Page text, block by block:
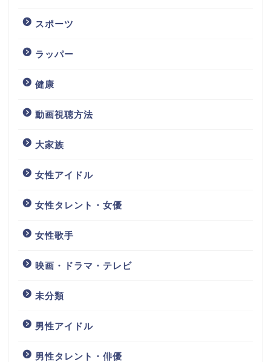
スポーツ
ラッパー
健康
動画視聴方法
大家族
女性アイドル
女性タレント・女優
女性歌手
映画・ドラマ・テレビ
未分類
男性アイドル
男性タレント・俳優